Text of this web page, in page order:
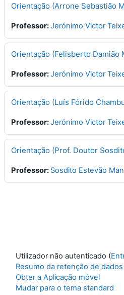
Orientação (Arrone Sebastião
Professor:Jerónimo Victor
Orientação (Felisberto Damião
Professor:Jerónimo Victor
Orientação (Luís Fórido
Professor:Jerónimo Victor
Orientação (Prof. Doutor
Professor: Sosdito Estevão
Utilizador não autenticado (
Resumo da retenção de dados
Obter a Aplicação móvel
Mudar para o tema standard